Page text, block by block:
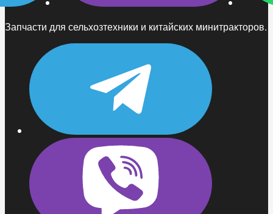
Запчасти для сельхозтехники и китайских минитракторов.